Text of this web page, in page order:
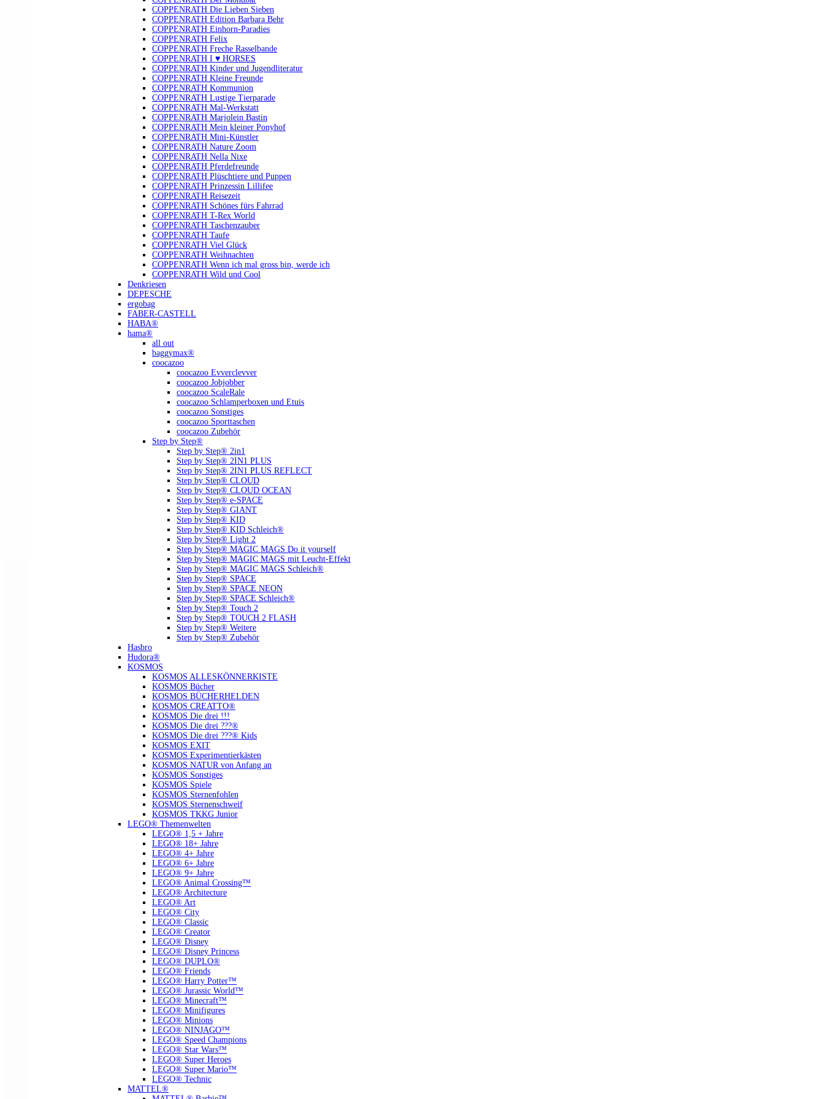
COPPENRATH Die Lieben Sieben
COPPENRATH Edition Barbara Behr
COPPENRATH Einhorn-Paradies
COPPENRATH Felix
COPPENRATH Freche Rasselbande
COPPENRATH I ♥ HORSES
COPPENRATH Kinder und Jugendliteratur
COPPENRATH Kleine Freunde
COPPENRATH Kommunion
COPPENRATH Lustige Tierparade
COPPENRATH Mal-Werkstatt
COPPENRATH Marjolein Bastin
COPPENRATH Mein kleiner Ponyhof
COPPENRATH Mini-Künstler
COPPENRATH Nature Zoom
COPPENRATH Nella Nixe
COPPENRATH Pferdefreunde
COPPENRATH Plüschtiere und Puppen
COPPENRATH Prinzessin Lillifee
COPPENRATH Reisezeit
COPPENRATH Schönes fürs Fahrrad
COPPENRATH T-Rex World
COPPENRATH Taschenzauber
COPPENRATH Taufe
COPPENRATH Viel Glück
COPPENRATH Weihnachten
COPPENRATH Wenn ich mal gross bin, werde ich
COPPENRATH Wild und Cool
Denkriesen
DEPESCHE
ergobag
FABER-CASTELL
HABA®
hama®
all out
baggymax®
coocazoo
coocazoo Evverclevver
coocazoo Jobjobber
coocazoo ScaleRale
coocazoo Schlamperboxen und Etuis
coocazoo Sonstiges
coocazoo Sporttaschen
coocazoo Zubehör
Step by Step®
Step by Step® 2in1
Step by Step® 2IN1 PLUS
Step by Step® 2IN1 PLUS REFLECT
Step by Step® CLOUD
Step by Step® CLOUD OCEAN
Step by Step® e-SPACE
Step by Step® GIANT
Step by Step® KID
Step by Step® KID Schleich®
Step by Step® Light 2
Step by Step® MAGIC MAGS Do it yourself
Step by Step® MAGIC MAGS mit Leucht-Effekt
Step by Step® MAGIC MAGS Schleich®
Step by Step® SPACE
Step by Step® SPACE NEON
Step by Step® SPACE Schleich®
Step by Step® Touch 2
Step by Step® TOUCH 2 FLASH
Step by Step® Weitere
Step by Step® Zubehör
Hasbro
Hudora®
KOSMOS
KOSMOS ALLESKÖNNERKISTE
KOSMOS Bücher
KOSMOS BÜCHERHELDEN
KOSMOS CREATTO®
KOSMOS Die drei !!!
KOSMOS Die drei ???®
KOSMOS Die drei ???® Kids
KOSMOS EXIT
KOSMOS Experimentierkästen
KOSMOS NATUR von Anfang an
KOSMOS Sonstiges
KOSMOS Spiele
KOSMOS Sternenfohlen
KOSMOS Sternenschweif
KOSMOS TKKG Junior
LEGO® Themenwelten
LEGO® 1,5 + Jahre
LEGO® 18+ Jahre
LEGO® 4+ Jahre
LEGO® 6+ Jahre
LEGO® 9+ Jahre
LEGO® Animal Crossing™
LEGO® Architecture
LEGO® Art
LEGO® City
LEGO® Classic
LEGO® Creator
LEGO® Disney
LEGO® Disney Princess
LEGO® DUPLO®
LEGO® Friends
LEGO® Harry Potter™
LEGO® Jurassic World™
LEGO® Minecraft™
LEGO® Minifigures
LEGO® Minions
LEGO® NINJAGO™
LEGO® Speed Champions
LEGO® Star Wars™
LEGO® Super Heroes
LEGO® Super Mario™
LEGO® Technic
MATTEL®